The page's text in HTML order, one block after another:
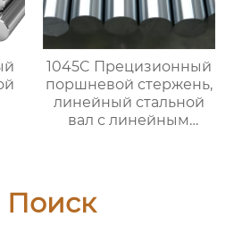
1045C Прецизионный
поршневой стержень,
линейный стальной
вал с линейным
вал.$850/Ton
Поиск